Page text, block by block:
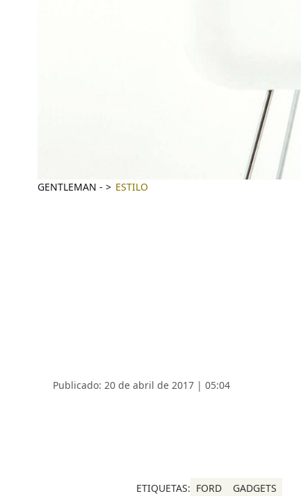
GENTLEMAN - ESTILO
Publicado: 20 de abril de 2017 | 05:04
ETIQUETAS: FORD GADGETS